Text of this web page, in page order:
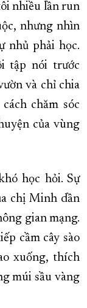
nhiều lần run
nhưng nhìn
nhủ phải học.
tập nói trước
và chỉ chia
chăm sóc
của vùng
học hỏi. Sự
chị Minh dần
gian mạng.
cầm cây sào
xuống, thích
múi sầu vàng